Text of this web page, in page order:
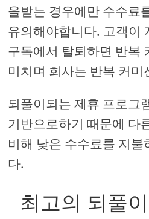
을받는 경우에만 수수료
유의해야합니다. 고객이
구독에서 탈퇴하면 반복
미치며 회사는 반복 커미
되풀이되는 제휴 프로그
기반으로하기 때문에 다
비해 낮은 수수료를 지불
다.
최고의 되풀